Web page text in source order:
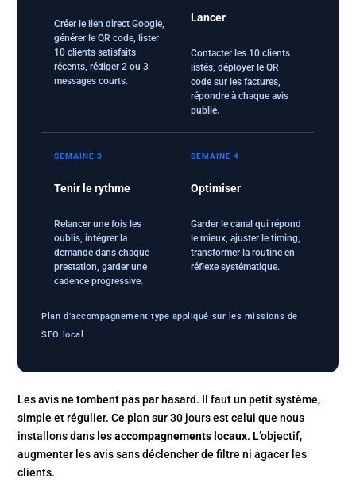
Créer le lien direct Google,
générer le QR code, lister
10 clients satisfaits
récents, rédiger 2 ou 3
messages courts.
Lancer
Contacter les 10 clients
listés, déployer le QR
code sur les factures,
répondre à chaque avis
publié.
SEMAINE 3
Tenir le rythme
Relancer une fois les
oublis, intégrer la
demande dans chaque
prestation, garder une
cadence progressive.
SEMAINE 4
Optimiser
Garder le canal qui répond
le mieux, ajuster le timing,
transformer la routine en
réflexe systématique.
Plan d’accompagnement type appliqué sur les missions de
SEO local
Les avis ne tombent pas par hasard. Il faut un petit système,
simple et régulier. Ce plan sur 30 jours est celui que nous
installons dans lesaccompagnements locaux. L’objectif,
augmenter les avis sans déclencher de filtre ni agacer les
clients.